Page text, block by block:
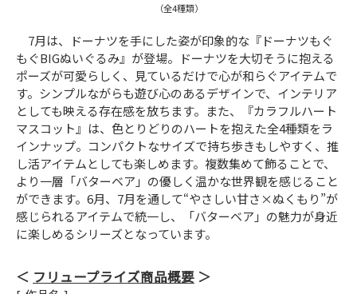
（全4種類）
7月は、ドーナツを手にした姿が印象的な『ドーナツもぐ
もぐBIGぬいぐるみ』が登場。ドーナツを大切そうに抱える
ポーズが可愛らしく、見ているだけで心が和らぐアイテムで
す。シンプルながらも遊び心のあるデザインで、インテリア
としても映える存在感を放ちます。また、『カラフルハート
マスコット』は、色とりどりのハートを抱えた全4種類をラ
インナップ。コンパクトなサイズで持ち歩きもしやすく、推
し活アイテムとしても楽しめます。複数集めて飾ることで、
より一層「バターベア」の優しく温かな世界観を感じること
ができます。6月、7月を通して“やさしい甘さ×ぬくもり”が
感じられるアイテムで統一し、「バターベア」の魅力が身近
に楽しめるシリーズとなっています。
フリュープライズ商品概要